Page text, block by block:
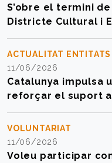
S’obre el termini
Districte Cultural i
ACTUALITAT ENTITATS
11/06/2026
Catalunya impulsa
reforçar el suport
VOLUNTARIAT
11/06/2026
Voleu participar